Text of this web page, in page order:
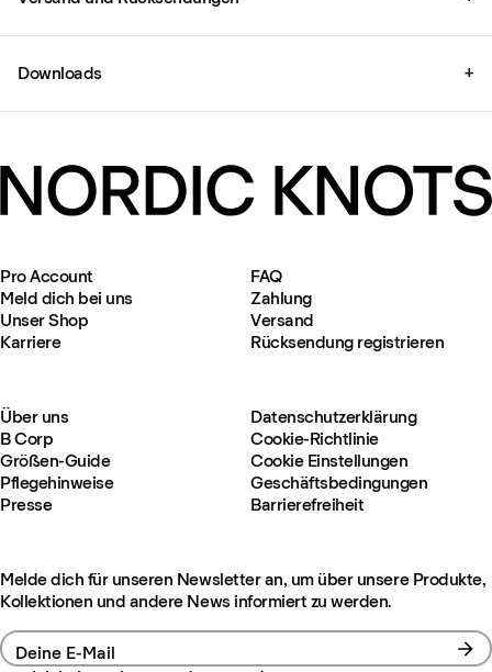
Downloads +
Pro Account
Meld dich bei uns
Unser Shop
Karriere
FAQ
Zahlung
Versand
Rücksendung registrieren
Über uns
B Corp
Größen-Guide
Pflegehinweise
Presse
Datenschutzerklärung
Cookie-Richtlinie
Cookie Einstellungen
Geschäftsbedingungen
Barrierefreiheit
Melde dich für unseren Newsletter an, um über unsere Produkte,
Kollektionen und andere News informiert zu werden.
Deine E-Mail